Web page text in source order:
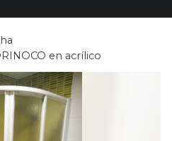
en acrílico